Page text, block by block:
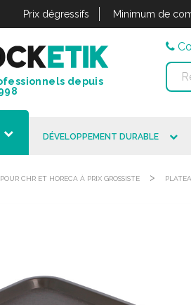
Prix dégressifs Minimum de
depuis
DÉVELOPPEMENT DURABLE
CHR ET HORECA À PRIX GROSSISTE >